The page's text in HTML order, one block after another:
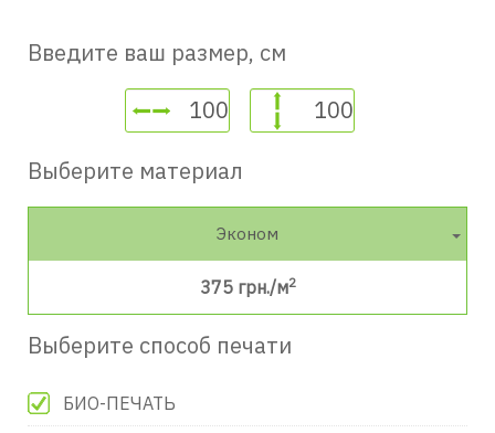
Введите ваш размер, см
Выберите материал
Эконом
375 грн./м2
Выберите способ печати
БИО-ПЕЧАТЬ